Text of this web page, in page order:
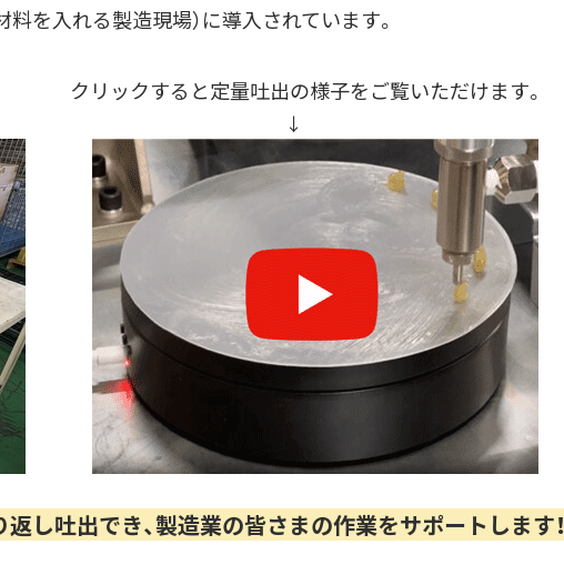
を入れる製造現場）に導入されています。
クリックすると定量吐出の様子をご覧いただけます。
し吐出でき、製造業の皆さまの作業をサポートします！